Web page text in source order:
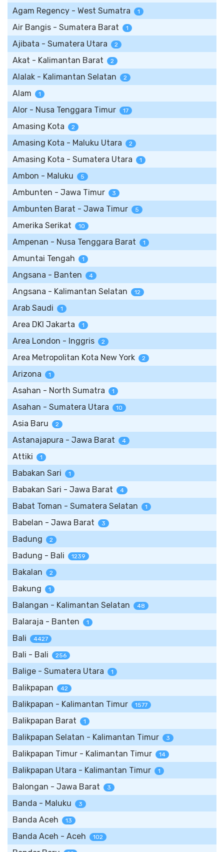
Agam Regency - West Sumatra 1
Air Bangis - Sumatera Barat 1
Ajibata - Sumatera Utara 2
Akat - Kalimantan Barat 2
Alalak - Kalimantan Selatan 2
Alam 1
Alor - Nusa Tenggara Timur 17
Amasing Kota 2
Amasing Kota - Maluku Utara 2
Amasing Kota - Sumatera Utara 1
Ambon - Maluku 5
Ambunten - Jawa Timur 3
Ambunten Barat - Jawa Timur 5
Amerika Serikat 10
Ampenan - Nusa Tenggara Barat 1
Amuntai Tengah 1
Angsana - Banten 4
Angsana - Kalimantan Selatan 12
Arab Saudi 1
Area DKI Jakarta 1
Area London - Inggris 2
Area Metropolitan Kota New York 2
Arizona 1
Asahan - North Sumatra 1
Asahan - Sumatera Utara 10
Asia Baru 2
Astanajapura - Jawa Barat 4
Attiki 1
Babakan Sari 1
Babakan Sari - Jawa Barat 4
Babat Toman - Sumatera Selatan 1
Babelan - Jawa Barat 3
Badung 2
Badung - Bali 1239
Bakalan 2
Bakung 1
Balangan - Kalimantan Selatan 48
Balaraja - Banten 1
Bali 4427
Bali - Bali 256
Balige - Sumatera Utara 1
Balikpapan 42
Balikpapan - Kalimantan Timur 1577
Balikpapan Barat 1
Balikpapan Selatan - Kalimantan Timur 3
Balikpapan Timur - Kalimantan Timur 14
Balikpapan Utara - Kalimantan Timur 1
Balongan - Jawa Barat 3
Banda - Maluku 3
Banda Aceh 13
Banda Aceh - Aceh 102